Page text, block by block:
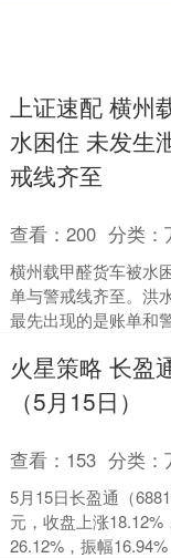
上证速配 横州
水困住 未发生
戒线齐至
查看：200 分类：
横州载甲醛货车被水
单与警戒线齐至。洪
最先出现的是账单和
的危运车被洪水....
火星策略 长盈
（5月15日）
查看： 153 分类：
5月15日长盈通（
元，收盘上涨18.12%
26.12%，振幅